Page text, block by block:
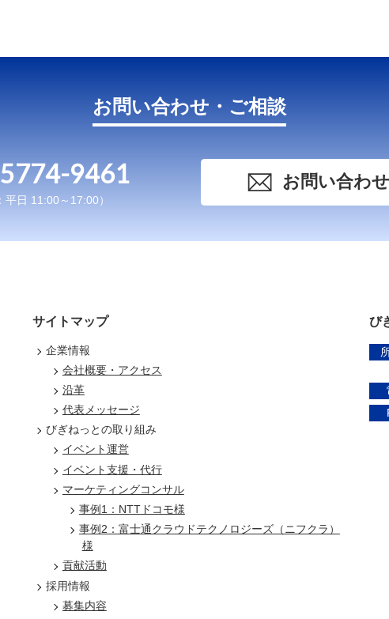
お問い合わせ・ご相談
9461
平日 11:00～17:00）
お問い合わ
サイトマップ
企業情報
会社概要・アクセス
沿革
代表メッセージ
びぎねっとの取り組み
イベント運営
イベント支援・代行
マーケティングコンサル
事例1：NTTドコモ様
事例2：富士通クラウドテクノロジーズ（ニフクラ）
様
貢献活動
採用情報
募集内容
び